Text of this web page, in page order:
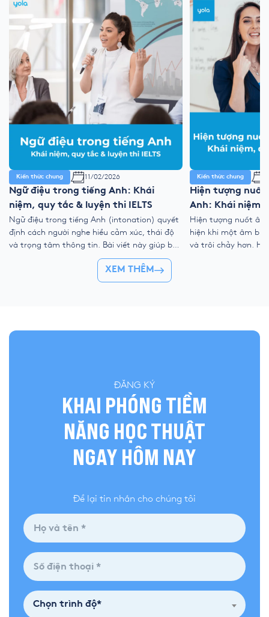
Kiến thức chung 11/02/2026
Ngữ điệu trong tiếng Anh: Khái
niệm, quy tắc & luyện thi IELTS
Ngữ điệu trong tiếng Anh (intonation) quyết
định cách người nghe hiểu cảm xúc, thái độ
và trọng tâm thông tin. Bài viết này giúp bạn
nắm rõ ngữ điệu lên xuống, trọng âm chính,
nhóm ý và cách áp dụng vào IELTS Speaking
để nói tự nhiên, mạch lạc và dễ đạt điểm
Kiến thức chung
Hiện tượng
Anh: Khái niệm,
Hiện tượng nuốt
hiện khi một âm bị
và trôi chảy hơn.
XEM THÊM
ĐĂNG KÝ
KHAI PHÓNG TIỀM
NĂNG HỌC THUẬT
NGAY HÔM NAY
Để lại tin nhắn cho chúng tôi
Chọn trình độ*